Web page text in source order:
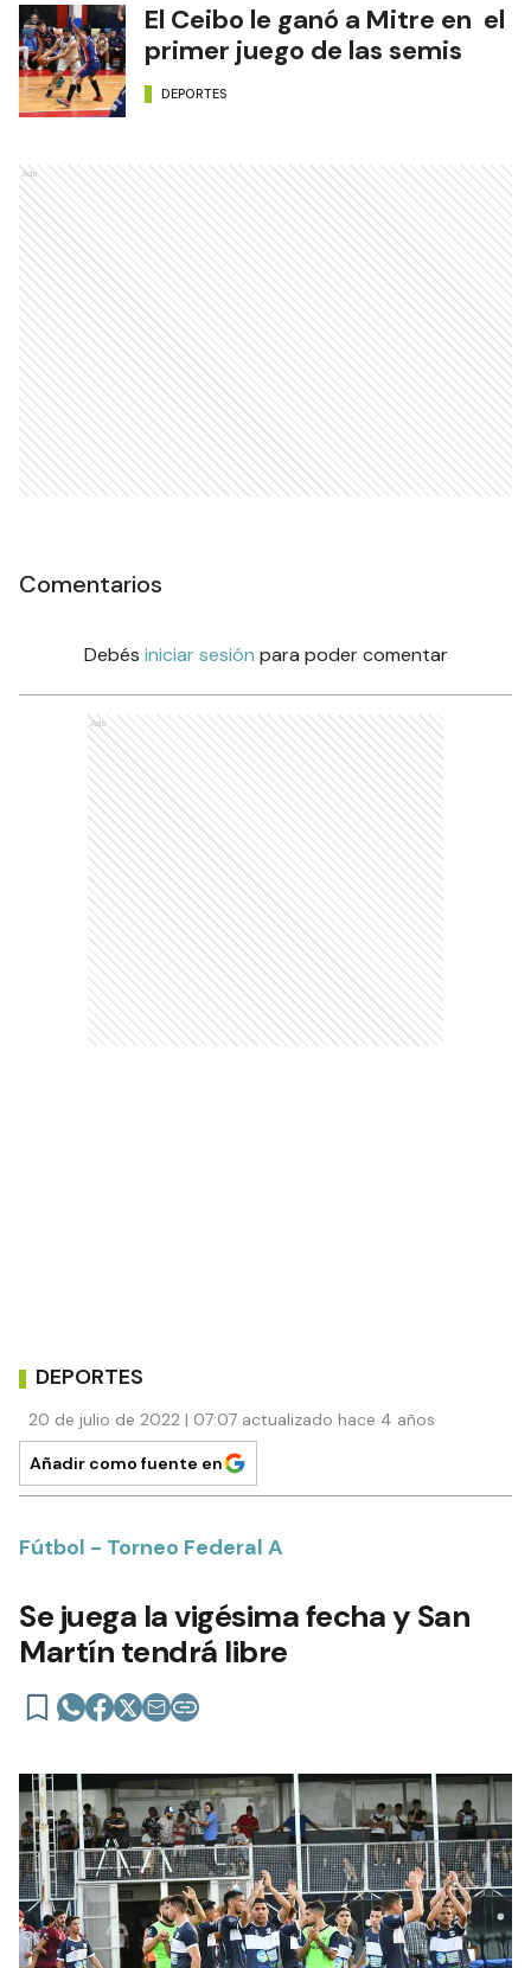
El Ceibo le ganó a Mitre en el
primer juego de las semis
DEPORTES
Ads
Comentarios
Debés iniciar sesión para poder comentar
Ads
DEPORTES
20 de julio de 2022 | 07:07 actualizado hace 4 años
Añadir como fuente en
Fútbol - Torneo Federal A
Se juega la vigésima fecha y San
Martín tendrá libre